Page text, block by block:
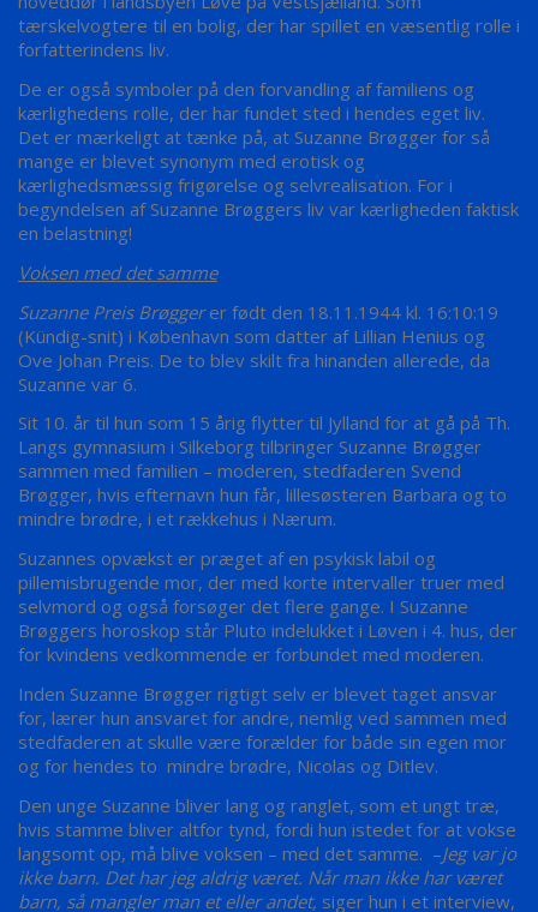
tærskelvogtere til en bolig, der har spillet en væsentlig rolle i
forfatterindens liv.
De er også symboler på den forvandling af familiens og
kærlighedens rolle, der har fundet sted i hendes eget liv.
Det er mærkeligt at tænke på, at Suzanne Brøgger for så
mange er blevet synonym med erotisk og
kærlighedsmæssig frigørelse og selvrealisation. For i
begyndelsen af Suzanne Brøggers liv var kærligheden faktisk
en belastning!
Voksen med det samme
Suzanne Preis Brøggerer født den 18.11.1944 kl. 16:10:19
(Kündig-snit) i København som datter af Lillian Henius og
Ove Johan Preis. De to blev skilt fra hinanden allerede, da
Suzanne var 6.
Sit 10. år til hun som 15 årig flytter til Jylland for at gå på Th.
Langs gymnasium i Silkeborg tilbringer Suzanne Brøgger
sammen med familien – moderen, stedfaderen Svend
Brøgger, hvis efternavn hun får, lillesøsteren Barbara og to
mindre brødre, i et rækkehus i Nærum.
Suzannes opvækst er præget af en psykisk labil og
pillemisbrugende mor, der med korte intervaller truer med
selvmord og også forsøger det flere gange. I Suzanne
Brøggers horoskop står Pluto indelukket i Løven i 4. hus, der
for kvindens vedkommende er forbundet med moderen.
Inden Suzanne Brøgger rigtigt selv er blevet taget ansvar
for, lærer hun ansvaret for andre, nemlig ved sammen med
stedfaderen at skulle være forælder for både sin egen mor
og for hendes to mindre brødre, Nicolas og Ditlev.
Den unge Suzanne bliver lang og ranglet, som et ungt træ,
hvis stamme bliver altfor tynd, fordi hun istedet for at vokse
langsomt op, må blive voksen – med det samme. –Jeg var jo
ikke barn. Det har jeg aldrig været. Når man ikke har været
barn, så mangler man et eller andet, siger hun i et interview,